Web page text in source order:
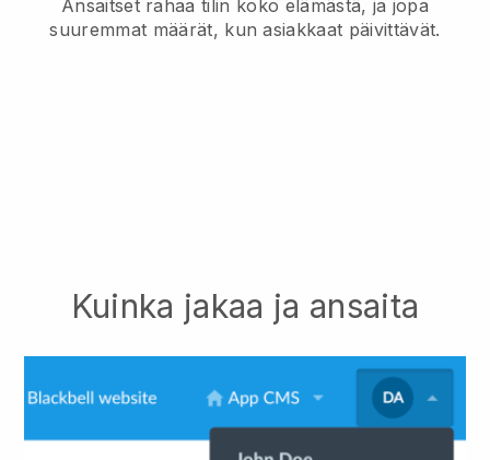
Ansaitset rahaa tilin koko elämästä, ja jopa
suuremmat määrät, kun asiakkaat päivittävät.
Kuinka jakaa ja ansaita